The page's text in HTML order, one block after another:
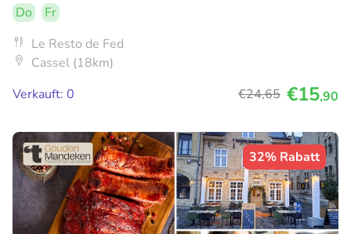
Do
Fr
Le Resto de Fed
Cassel (18km)
Verkauft: 0
€24,65 €15,90
32% Rabatt